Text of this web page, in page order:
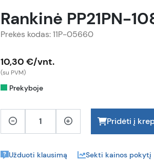
Rankinė PP21PN-
Prekės kodas: 11P-05660
10,30 €/vnt.
(su PVM)
Prekyboje
Pridėti į
Užduoti klausimą Sekti kainos pokytį